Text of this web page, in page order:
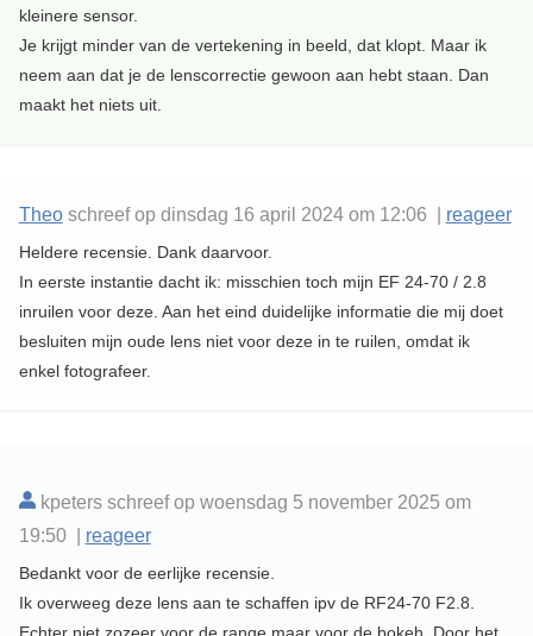
kleinere sensor.
Je krijgt minder van de vertekening in beeld, dat klopt. Maar ik
neem aan dat je de lenscorrectie gewoon aan hebt staan. Dan
maakt het niets uit.
Theoschreef op dinsdag 16 april 2024 om 12:06 | reageer
Heldere recensie. Dank daarvoor.
In eerste instantie dacht ik: misschien toch mijn EF 24-70 / 2.8
inruilen voor deze. Aan het eind duidelijke informatie die mij doet
besluiten mijn oude lens niet voor deze in te ruilen, omdat ik
enkel fotografeer.
kpeters schreef op woensdag 5 november 2025 om
19:50 | reageer
Bedankt voor de eerlijke recensie.
Ik overweeg deze lens aan te schaffen ipv de RF24-70 F2.8.
Echter niet zozeer voor de range maar voor de bokeh. Door het